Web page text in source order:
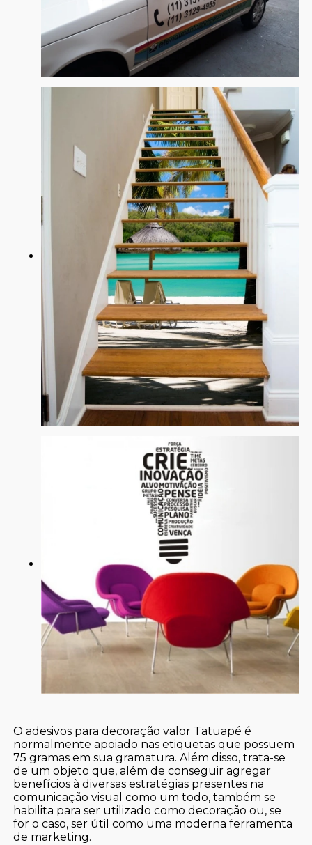
O adesivos para decoração valor Tatuapé é
normalmente apoiado nas etiquetas que possuem
75 gramas em sua gramatura. Além disso, trata-se
de um objeto que, além de conseguir agregar
benefícios à diversas estratégias presentes na
comunicação visual como um todo, também se
habilita para ser utilizado como decoração ou, se
for o caso, ser útil como uma moderna ferramenta
de marketing.